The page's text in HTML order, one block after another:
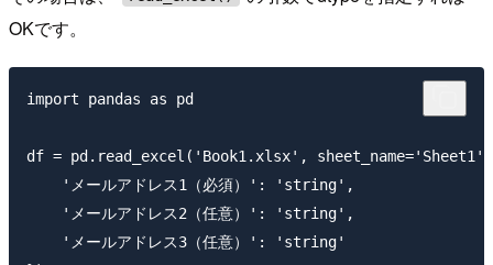
OKです。
import pandas as pd
df = pd.read_excel('Book1.xlsx',
    'メールアドレス1（必須）': 'string',
    'メールアドレス2（任意）': 'string',
    'メールアドレス3（任意）': 'string'